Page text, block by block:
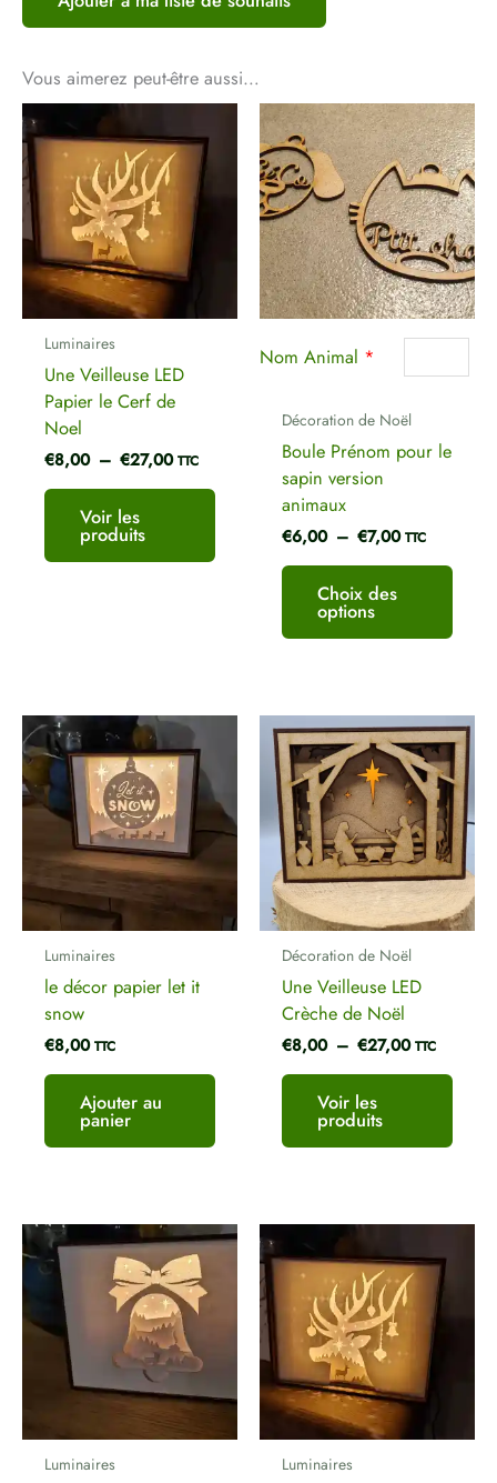
Votre adresse e-mail ne sera pas publiée.
Votre note*
Votre avis*
Nom*
E-mail*
Vous aimerez peut-être aussi…
Luminaires
Une Veilleuse LED
Papier le Cerf de
Noel
€8,00 – €27,00
de
prix :
€8,00
€27,00
TTC
Voir les
produits
Nom Animal *
Décoration de Noël
Boule Prénom pour le
sapin version
animaux
€6,00 – €7,00
Plage
de
prix :
€6,00
à
€7,00
TTC
Choix des
options
Ce
a
Les
sur
Luminaires
le décor papier let it
snow
€8,00 TTC
Ajouter au
panier
Décoration de Noël
Une Veilleuse LED
Crèche de Noël
€8,00 – €27,00
Plage
de
prix :
€8,00
à
€27,00
TTC
Voir les
produits
Luminaires Luminaires